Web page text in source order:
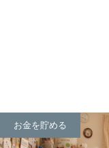
お金を貯める